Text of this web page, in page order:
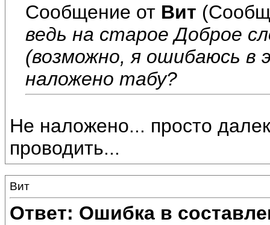
Сообщение от Вит
ведь на старое Доброе
(возможно, я ошибаюсь
наложено табу?
Не наложено... просто
проводить...
Вит
Ответ: Ошибка в